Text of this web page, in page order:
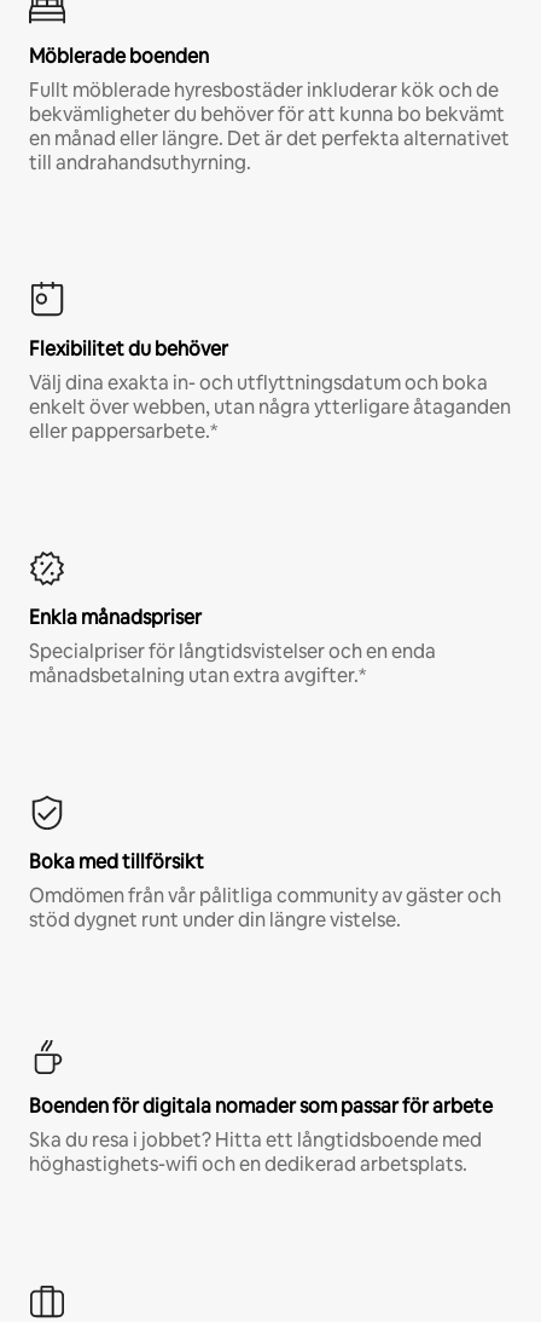
Möblerade boenden
Fullt möblerade hyresbostäder inkluderar kök och de
bekvämligheter du behöver för att kunna bo bekvämt
en månad eller längre. Det är det perfekta alternativet
till andrahandsuthyrning.
Flexibilitet du behöver
Välj dina exakta in- och utflyttningsdatum och boka
enkelt över webben, utan några ytterligare åtaganden
eller pappersarbete.*
Enkla månadspriser
Specialpriser för långtidsvistelser och en enda
månadsbetalning utan extra avgifter.*
Boka med tillförsikt
Omdömen från vår pålitliga community av gäster och
stöd dygnet runt under din längre vistelse.
Boenden för digitala nomader som passar för arbete
Ska du resa i jobbet? Hitta ett långtidsboende med
höghastighets-wifi och en dedikerad arbetsplats.